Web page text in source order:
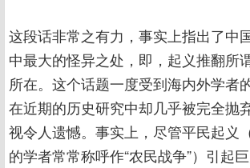
这段话非常之有力，事实上指出了中
中最大的怪异之处，即，起义推翻所
所在。这个话题一度受到海内外学者
在近期的历史研究中却几乎被完全抛
视令人遗憾。事实上，尽管平民起义
的学者常常称呼作“农民战争”）引起